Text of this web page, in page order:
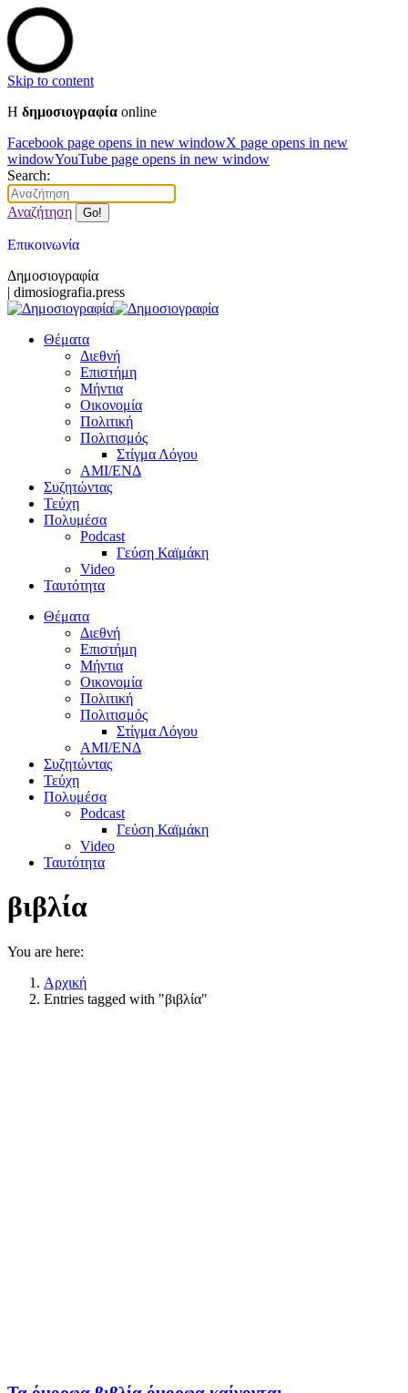
Skip to content
Η δημοσιογραφία online
Facebook page opens in new windowX page opens in new
windowYouTube page opens in new window
Search:
Αναζήτηση
Επικοινωνία
Δημοσιογραφία
| dimosiografia.press
Θέματα
Διεθνή
Επιστήμη
Μήντια
Οικονομία
Πολιτική
Πολιτισμός
Στίγμα Λόγου
AMI/ΕΝΔ
Συζητώντας
Τεύχη
Πολυμέσα
Podcast
Γεύση Καϊμάκη
Video
Ταυτότητα
Θέματα
Διεθνή
Επιστήμη
Μήντια
Οικονομία
Πολιτική
Πολιτισμός
Στίγμα Λόγου
AMI/ΕΝΔ
Συζητώντας
Τεύχη
Πολυμέσα
Podcast
Γεύση Καϊμάκη
Video
Ταυτότητα
βιβλία
You are here:
Αρχική
Entries tagged with "βιβλία"